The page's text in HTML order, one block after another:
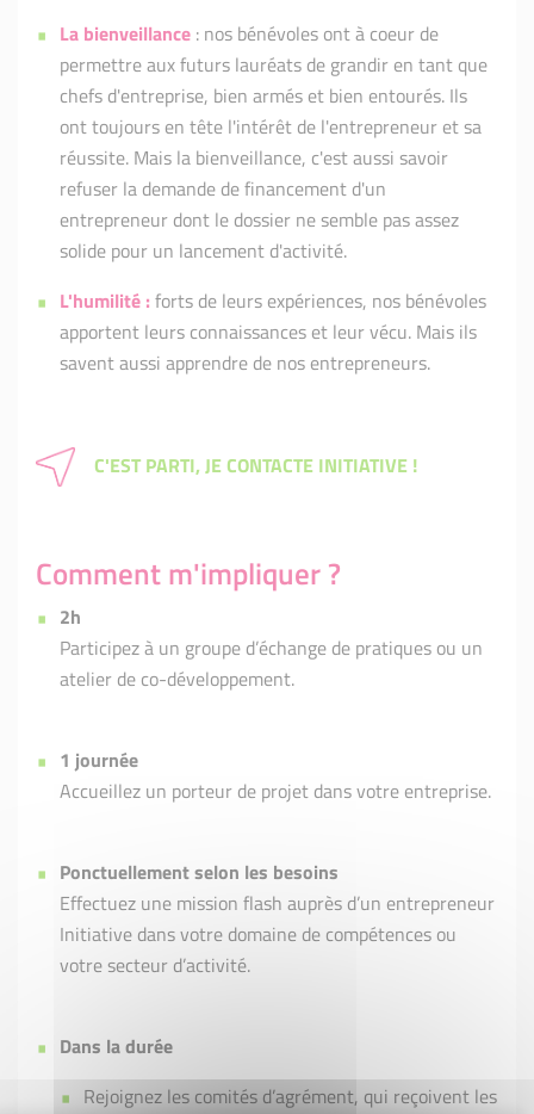
La bienveillance : nos bénévoles ont à coeur de
permettre aux futurs lauréats de grandir en tant que
chefs d'entreprise, bien armés et bien entourés. Ils
ont toujours en tête l'intérêt de l'entrepreneur et sa
réussite. Mais la bienveillance, c'est aussi savoir
refuser la demande de financement d'un
entrepreneur dont le dossier ne semble pas assez
solide pour un lancement d'activité.
L'humilité : forts de leurs expériences, nos bénévoles
apportent leurs connaissances et leur vécu. Mais ils
savent aussi apprendre de nos entrepreneurs.
C'EST PARTI, JE CONTACTE INITIATIVE !
Comment m'impliquer ?
2h
Participez à un groupe d’échange de pratiques ou un
atelier de co-développement.
1 journée
Accueillez un porteur de projet dans votre entreprise.
Ponctuellement selon les besoins
Effectuez une mission flash auprès d’un entrepreneur
Initiative dans votre domaine de compétences ou
votre secteur d’activité.
Dans la durée
Rejoignez les comités d’agrément, qui reçoivent les